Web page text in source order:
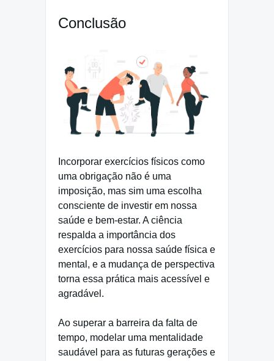
Conclusão
Incorporar exercícios físicos como
uma obrigação não é uma
imposição, mas sim uma escolha
consciente de investir em nossa
saúde e bem-estar. A ciência
respalda a importância dos
exercícios para nossa saúde física e
mental, e a mudança de perspectiva
torna essa prática mais acessível e
agradável.
Ao superar a barreira da falta de
tempo, modelar uma mentalidade
saudável para as futuras gerações e